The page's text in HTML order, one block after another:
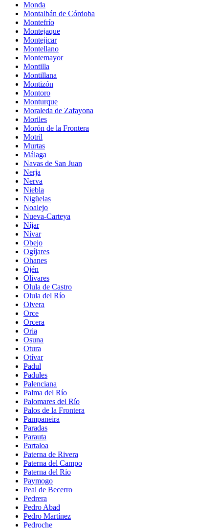
Monda
Montalbán de Córdoba
Montefrío
Montejaque
Montejicar
Montellano
Montemayor
Montilla
Montillana
Montizón
Montoro
Monturque
Moraleda de Zafayona
Moriles
Morón de la Frontera
Motril
Murtas
Málaga
Navas de San Juan
Nerja
Nerva
Niebla
Nigüelas
Noalejo
Nueva-Carteya
Níjar
Nívar
Obejo
Ogíjares
Ohanes
Ojén
Olivares
Olula de Castro
Olula del Río
Olvera
Orce
Orcera
Oria
Osuna
Otura
Otívar
Padul
Padules
Palenciana
Palma del Río
Palomares del Río
Palos de la Frontera
Pampaneira
Paradas
Parauta
Partaloa
Paterna de Rivera
Paterna del Campo
Paterna del Río
Paymogo
Peal de Becerro
Pedrera
Pedro Abad
Pedro Martínez
Pedroche